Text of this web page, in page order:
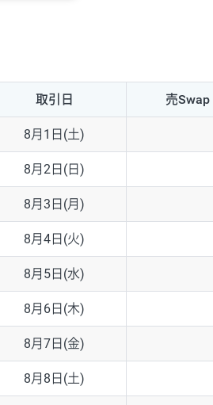
AUD/USD
NZD/USD
EUR/GBP
EUR/AUD
GBP/AUD
AUD/NZD
EUR/CHF
GBP/CHF
USD/CHF
取引日 売Swap
8月1日(土)
8月2日(日)
8月3日(月)
8月4日(火)
8月5日(水)
8月6日(木)
8月7日(金)
8月8日(土)